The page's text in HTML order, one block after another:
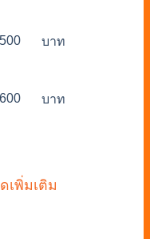
500 บาท
600 บาท
เพิ่มเติม